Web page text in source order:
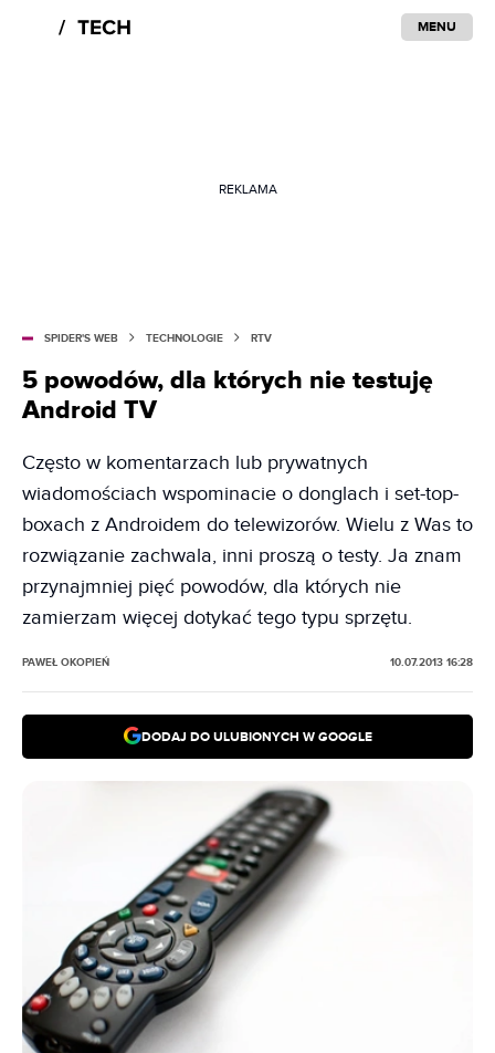
MENU
REKLAMA
SPIDER'S WEB TECHNOLOGIE RTV
5 powodów, dla których nie testuję
Android TV
Często w komentarzach lub prywatnych
wiadomościach wspominacie o donglach i set-top-
boxach z Androidem do telewizorów. Wielu z Was to
rozwiązanie zachwala, inni proszą o testy. Ja znam
przynajmniej pięć powodów, dla których nie
zamierzam więcej dotykać tego typu sprzętu.
PAWEŁ OKOPIEŃ 10.07.2013 16:28
DODAJ DO ULUBIONYCH W GOOGLE